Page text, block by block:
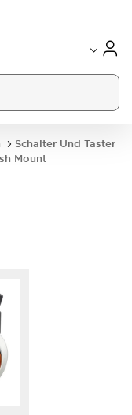
Schalter Und Taster
Mount